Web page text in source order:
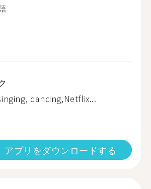
dancing,Netflix...
アプリをダウンロードする